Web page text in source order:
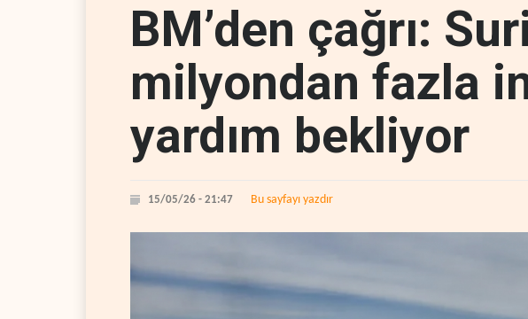
BM’den çağrı:
milyondan fazla
yardım bekliyor
15/05/26 - 21:47 Bu sayfayı yazdır